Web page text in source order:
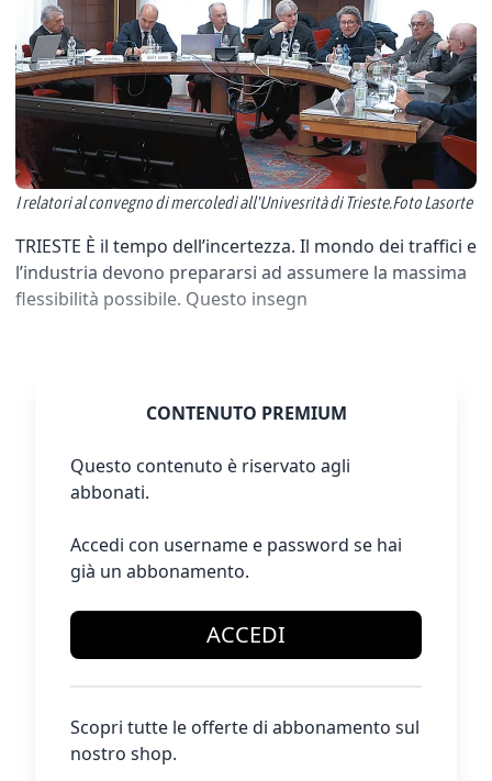
I relatori al convegno di mercoledì all'Univesrità di Trieste.Foto Lasorte
TRIESTE È il tempo dell’incertezza. Il mondo dei traffici e
l’industria devono prepararsi ad assumere la massima
flessibilità possibile. Questo insegn
CONTENUTO PREMIUM
Questo contenuto è riservato agli
abbonati.
Accedi con username e password se hai
già un abbonamento.
ACCEDI
Scopri tutte le offerte di abbonamento sul
nostro shop.